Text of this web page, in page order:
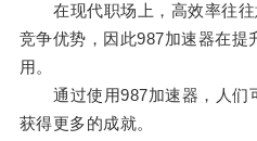
在现代职场上，高效率往往
竞争优势，因此987加速器在提
用。
通过使用987加速器，人们
获得更多的成就。